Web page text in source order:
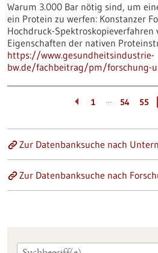
Warum 3.000 Bar nötig sind, um
ein Protein zu werfen: Konstanzer
Hochdruck-Spektroskopieverfahren
Eigenschaften der nativen
https://www.gesundheitsindustrie-
bw.de/fachbeitrag/pm/forschung-
1 … 54 55
Zur Datenbanksuche nach
Zur Datenbanksuche nach